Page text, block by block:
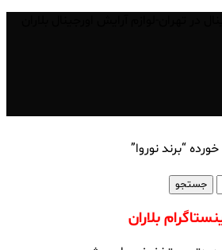
“برند نوروا”
جستجو
بلاران